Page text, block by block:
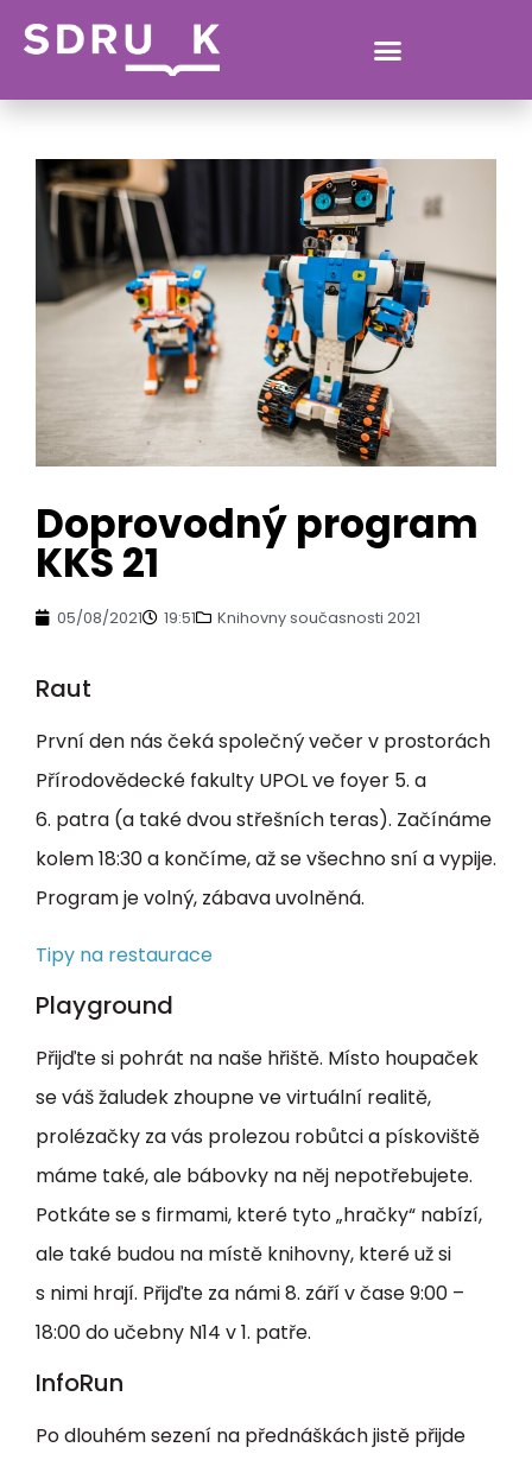
VERONIKA.CHRUSCOVA@MLP.CZ
Doprovodný program
KKS 21
05/08/2021 19:51 Knihovny současnosti 2021
Raut
První den nás čeká společný večer v prostorách
Přírodovědecké fakulty UPOL ve foyer 5. a
6. patra (a také dvou střešních teras). Začínáme
kolem 18:30 a končíme, až se všechno sní a vypije.
Program je volný, zábava uvolněná.
Tipy na restaurace
Playground
Přijďte si pohrát na naše hřiště. Místo houpaček
se váš žaludek zhoupne ve virtuální realitě,
prolézačky za vás prolezou robůtci a pískoviště
máme také, ale bábovky na něj nepotřebujete.
Potkáte se s firmami, které tyto „hračky“ nabízí,
ale také budou na místě knihovny, které už si
s nimi hrají. Přijďte za námi 8. září v čase 9:00 –
18:00 do učebny N14 v 1. patře.
InfoRun
Po dlouhém sezení na přednáškách jistě přijde